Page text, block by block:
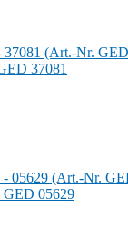
37081
05629